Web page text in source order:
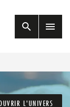
search menu
L'UNIVERS